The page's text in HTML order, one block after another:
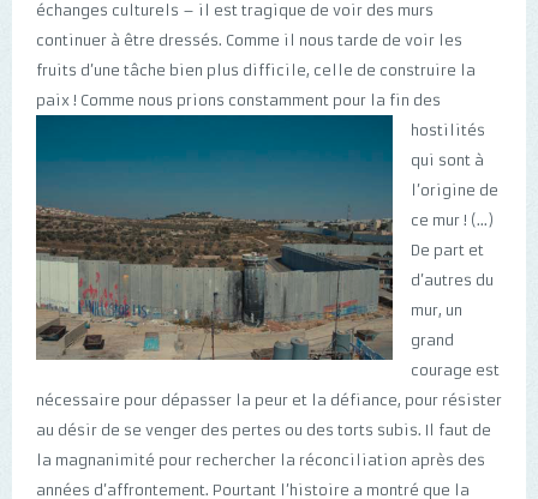
échanges culturels – il est tragique de voir des murs
continuer à être dressés. Comme il nous tarde de voir les
fruits d’une tâche bien plus difficile, celle de construire la
paix ! Comme nous prions constamment pour la fin des
hostilités
qui sont à
l’origine de
ce mur ! (...)
De part et
d’autres du
mur, un
grand
courage est
nécessaire pour dépasser la peur et la défiance, pour résister
au désir de se venger des pertes ou des torts subis. Il faut de
la magnanimité pour rechercher la réconciliation après des
années d’affrontement. Pourtant l’histoire a montré que la